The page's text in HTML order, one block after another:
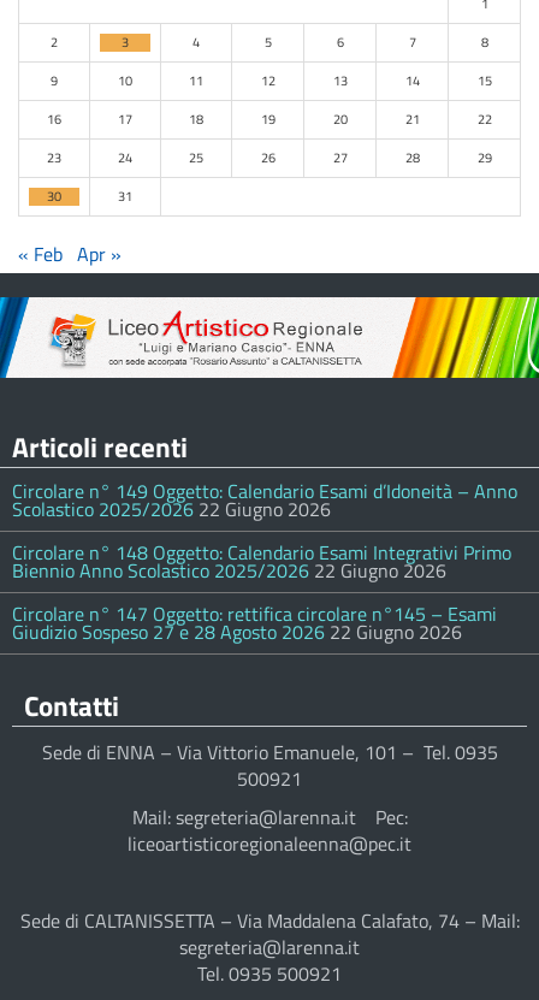
2
3 4 5 6 7
8
9
10 11 12 13 14
15
16
17 18 19 20 21
22
23
24 25 26 27 28
29
30
31
« Feb Apr »
Articoli recenti
Circolare n° 149 Oggetto: Calendario Esami d’Idoneità – Anno
Scolastico 2025/2026 22 Giugno 2026
Circolare n° 148 Oggetto: Calendario Esami Integrativi Primo
Biennio Anno Scolastico 2025/2026 22 Giugno 2026
Circolare n° 147 Oggetto: rettifica circolare n°145 – Esami
Giudizio Sospeso 27 e 28 Agosto 2026 22 Giugno 2026
Contatti
Sede di ENNA – Via Vittorio Emanuele, 101 – Tel. 0935
500921
Mail: segreteria@larenna.it Pec:
liceoartisticoregionaleenna@pec.it
Sede di CALTANISSETTA – Via Maddalena Calafato, 74 – Mail:
segreteria@larenna.it
Tel. 0935 500921